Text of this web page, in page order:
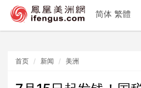
首页 新闻 美洲
简体 繁體